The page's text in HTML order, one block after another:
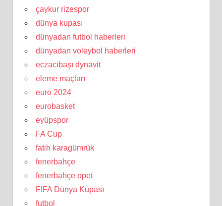
çaykur rizespor
dünya kupası
dünyadan futbol haberleri
dünyadan voleybol haberleri
eczacıbaşı dynavit
eleme maçları
euro 2024
eurobasket
eyüpspor
FA Cup
fatih karagümrük
fenerbahçe
fenerbahçe opet
FIFA Dünya Kupası
futbol